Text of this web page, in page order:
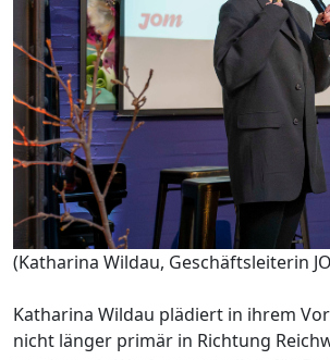
(Katharina Wildau, Geschäftsleiterin
Katharina Wildau plädiert in ihrem
nicht länger primär in Richtung